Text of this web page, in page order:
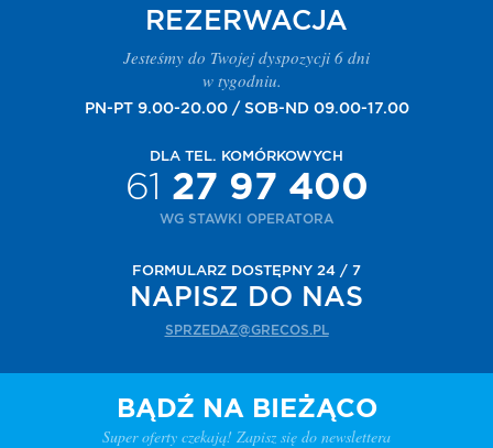
REZERWACJA
Jesteśmy do Twojej dyspozycji 6 dni
w tygodniu.
PN-PT 9.00-20.00 / SOB-ND 09.00-17.00
DLA TEL. KOMÓRKOWYCH
61 27 97 400
WG STAWKI OPERATORA
FORMULARZ DOSTĘPNY 24 / 7
NAPISZ DO NAS
SPRZEDAZ@GRECOS.PL
BĄDŹ NA BIEŻĄCO
Super oferty czekają! Zapisz się do newslettera